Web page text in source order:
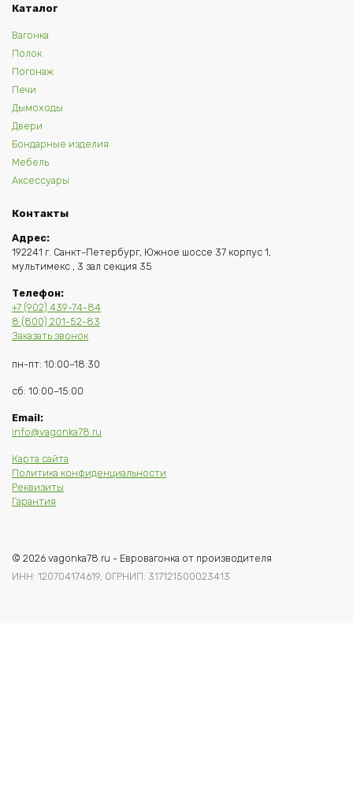
Каталог
Вагонка
Полок
Погонаж
Печи
Дымоходы
Двери
Бондарные изделия
Мебель
Аксессуары
Контакты
Адрес:
192241 г. Санкт-Петербург, Южное шоссе 37 корпус 1,
мультимекс , 3 зал секция 35
Телефон:
+7 (902) 439-74-84
8 (800) 201-52-83
Заказать звонок
пн-пт: 10:00–18:30
сб: 10:00–15:00
Email:
info@vagonka78.ru
Карта сайта
Политика конфиденциальности
Реквизиты
Гарантия
© 2026 vagonka78.ru - Евровагонка от производителя
ИНН: 120704174619, ОГРНИП: 317121500023413